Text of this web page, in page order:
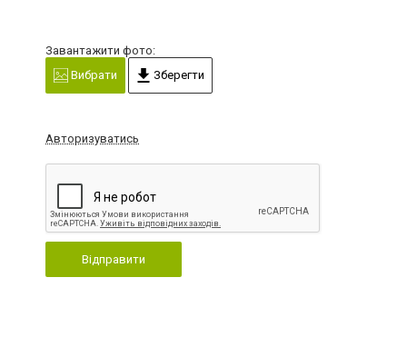
Завантажити фото:
Вибрати
Зберегти
Авторизуватись
Відправити